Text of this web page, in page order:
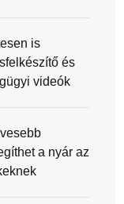
is
és
videók
a nyár az